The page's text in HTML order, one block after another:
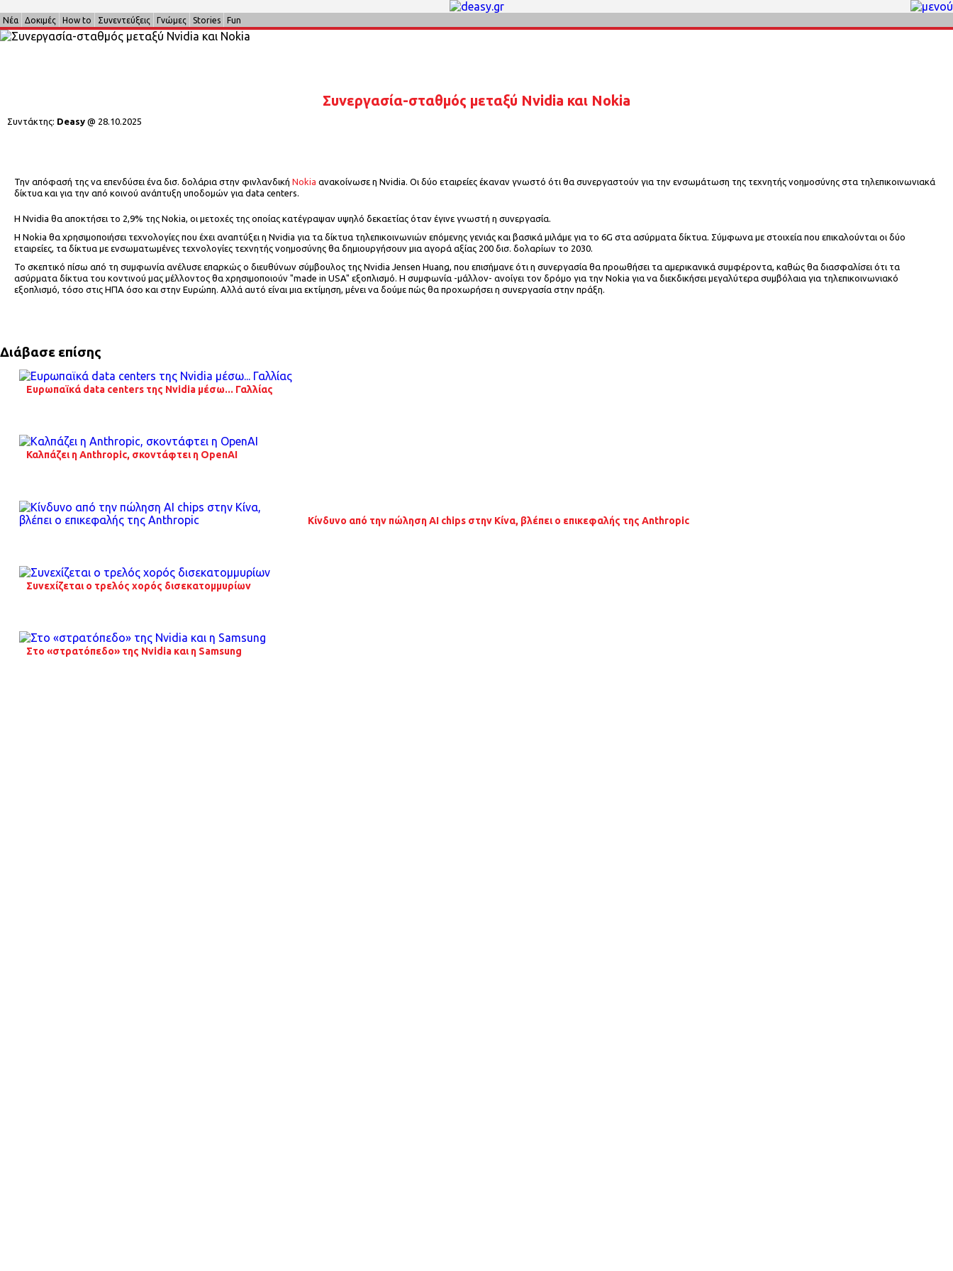
Νέα Δοκιμές How to Συνεντεύξεις Γνώμες Stories Fun
Συνεργασία-σταθμός μεταξύ Nvidia και Nokia
Συντάκτης: Deasy @ 28.10.2025
Την απόφασή της να επενδύσει ένα δισ. δολάρια στην φινλανδική Nokia ανακοίνωσε η Nvidia. Οι δύο εταιρείες έκαναν γνωστό ότι θα συνεργαστούν για την ενσωμάτωση της τεχνητής νοημοσύνης στα τηλεπικοινωνιακά
δίκτυα και για την από κοινού ανάπτυξη υποδομών για data centers.
H Nvidia θα αποκτήσει το 2,9% της Nokia, οι μετοχές της οποίας κατέγραψαν υψηλό δεκαετίας όταν έγινε γνωστή η συνεργασία.
Η Nokia θα χρησιμοποιήσει τεχνολογίες που έχει αναπτύξει η Nvidia για τα δίκτυα τηλεπικοινωνιών επόμενης γενιάς και βασικά μιλάμε για το 6G στα ασύρματα δίκτυα. Σύμφωνα με στοιχεία που επικαλούνται οι δύο
εταιρείες, τα δίκτυα με ενσωματωμένες τεχνολογίες τεχνητής νοημοσύνης θα δημιουργήσουν μια αγορά αξίας 200 δισ. δολαρίων το 2030.
Το σκεπτικό πίσω από τη συμφωνία ανέλυσε επαρκώς ο διευθύνων σύμβουλος της Nvidia Jensen Huang, που επισήμανε ότι η συνεργασία θα προωθήσει τα αμερικανικά συμφέροντα, καθώς θα διασφαλίσει ότι τα
ασύρματα δίκτυα του κοντινού μας μέλλοντος θα χρησιμοποιούν "made in USA" εξοπλισμό. Η συμφωνία -μάλλον- ανοίγει τον δρόμο για την Nokia για να διεκδικήσει μεγαλύτερα συμβόλαια για τηλεπικοινωνιακό
εξοπλισμό, τόσο στις ΗΠΑ όσο και στην Ευρώπη. Αλλά αυτό είναι μια εκτίμηση, μένει να δούμε πώς θα προχωρήσει η συνεργασία στην πράξη.
Διάβασε επίσης
Ευρωπαϊκά data centers της Nvidia μέσω... Γαλλίας
Καλπάζει η Anthropic, σκοντάφτει η OpenAI
Κίνδυνο από την πώληση AI chips στην Κίνα, βλέπει ο επικεφαλής της Anthropic
Συνεχίζεται ο τρελός χορός δισεκατομμυρίων
Στο «στρατόπεδο» της Nvidia και η Samsung